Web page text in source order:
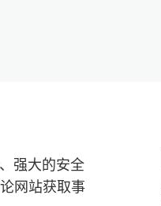
强大的安全
网站获取事